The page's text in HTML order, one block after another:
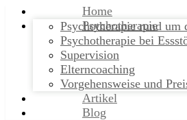
Home
Psychotherapie
Psychotherapie rund um
Psychotherapie bei
Supervision
Elterncoaching
Vorgehensweise und
Artikel
Blog